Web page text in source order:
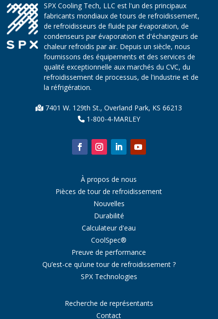
SPX Cooling Tech, LLC est l'un des principaux
fabricants mondiaux de tours de refroidissement,
de refroidisseurs de fluide par évaporation, de
condenseurs par évaporation et d'échangeurs de
chaleur refroidis par air. Depuis un siècle, nous
fournissons des équipements et des services de
qualité exceptionnelle aux marchés du CVC, du
refroidissement de processus, de l'industrie et de
la réfrigération.
7401 W. 129th St., Overland Park, KS 66213
1-800-4-MARLEY
À propos de nous
Pièces de tour de refroidissement
Nouvelles
Durabilité
Calculateur d'eau
CoolSpec®
Preuve de performance
Qu’est-ce qu’une tour de refroidissement ?
SPX Technologies
Recherche de représentants
Contact